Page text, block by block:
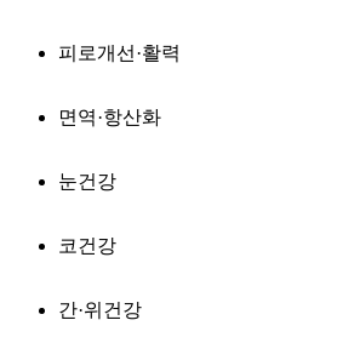
피로개선·활력
면역·항산화
눈건강
코건강
간·위건강